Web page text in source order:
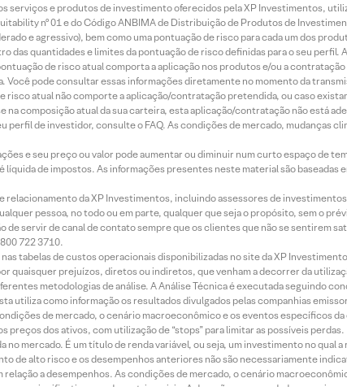
serviços e produtos de investimento oferecidos pela XP Investimentos,
nº 01 e do Código ANBIMA de Distribuição de Produtos de
e agressivo), bem como uma pontuação de risco para cada um dos
das quantidades e limites da pontuação de risco definidas para o seu
de risco atual comporta a aplicação nos produtos e/ou a
pode consultar essas informações diretamente no momento da
risco atual não comporte a aplicação/contratação pretendida, ou caso
composição atual da sua carteira, esta aplicação/contratação não está
perfil de investidor, consulte o FAQ. As condições de mercado, mudanças
e seu preço ou valor pode aumentar ou diminuir num curto espaço de
de impostos. As informações presentes neste material são baseadas
da XP Investimentos, incluindo assessores de
pessoa, no todo ou em parte, qualquer que seja o propósito, sem o
de servir de canal de contato sempre que os clientes que não se sentirem
722 3710.
tabelas de custos operacionais disponibilizadas no site da XP
quaisquer prejuízos, diretos ou indiretos, que venham a decorrer da
metodologias de análise. A Análise Técnica é executada seguindo
utiliza como informação os resultados divulgados pelas companhias
de mercado, o cenário macroeconômico e os eventos específicos
dos ativos, com utilização de “stops” para limitar as possíveis perdas.
no mercado. É um título de renda variável, ou seja, um investimento no qual
de alto risco e os desempenhos anteriores não são necessariamente
a desempenhos. As condições de mercado, o cenário